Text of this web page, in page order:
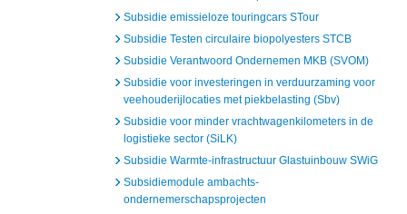
Subsidie emissieloze touringcars STour
Subsidie Testen circulaire biopolyesters STCB
Subsidie Verantwoord Ondernemen MKB (SVOM)
Subsidie voor investeringen in verduurzaming voor
veehouderijlocaties met piekbelasting (Sbv)
Subsidie voor minder vrachtwagenkilometers in de
logistieke sector (SiLK)
Subsidie Warmte-infrastructuur Glastuinbouw SWiG
Subsidiemodule ambachts-
ondernemerschapsprojecten